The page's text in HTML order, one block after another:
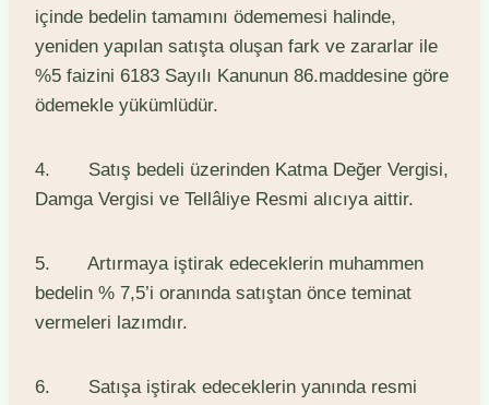
içinde bedelin tamamını ödememesi halinde,
yeniden yapılan satışta oluşan fark ve zararlar ile
%5 faizini 6183 Sayılı Kanunun 86.maddesine göre
ödemekle yükümlüdür.
4. Satış bedeli üzerinden Katma Değer Vergisi,
Damga Vergisi ve Tellâliye Resmi alıcıya aittir.
5. Artırmaya iştirak edeceklerin muhammen
bedelin % 7,5’i oranında satıştan önce teminat
vermeleri lazımdır.
6. Satışa iştirak edeceklerin yanında resmi